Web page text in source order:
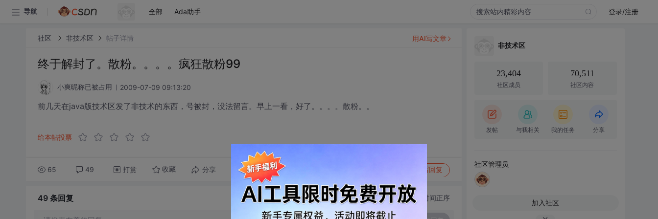
导航 全部 Ada助手 登录/注册
社区 非技术区 帖子详情
终于解封了。散粉。。。。疯狂散粉99
小爽昵称已被占用 2009-07-09 09:13:20
前几天在java版技术区发了非技术的东西，号被封，没法留言。早上一看，好了。。。。散粉。。
给本帖投票
65 49 打赏 收藏 分享 转发到动态 写回复
用AI写文章
49 条回复 切换为时间正序
非技术区
23,404
社区成员
70,511
社区内容
发帖 与我相关 我的任务 分享
社区管理员
加入社区